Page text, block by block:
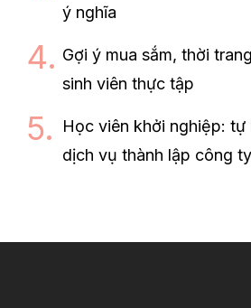
ý nghĩa
Gợi ý mua sắm, thời
sinh viên thực tập
Học viên khởi nghiệp: tự
dịch vụ thành lập công